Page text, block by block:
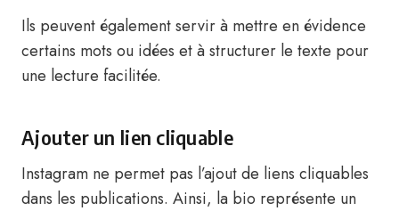
Ils peuvent également servir à mettre en évidence
certains mots ou idées et à structurer le texte pour
une lecture facilitée.
Ajouter un lien cliquable
Instagram ne permet pas l’ajout de liens cliquables
dans les publications. Ainsi, la bio représente un